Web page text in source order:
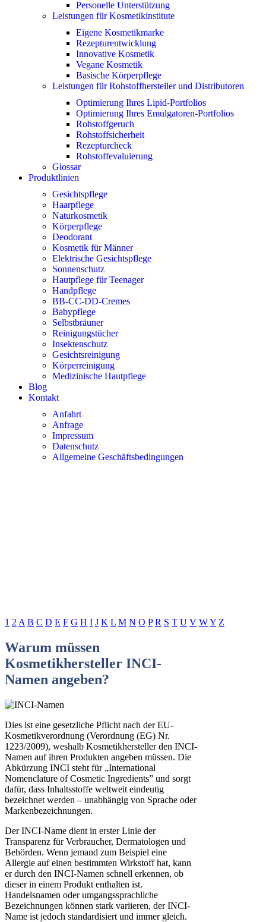
Personelle Unterstützung
Leistungen für Kosmetikinstitute
Eigene Kosmetikmarke
Rezepturentwicklung
Innovative Kosmetik
Vegane Kosmetik
Basische Körperpflege
Leistungen für Rohstoffhersteller und Distributoren
Optimierung Ihres Lipid-Portfolios
Optimierung Ihres Emulgatoren-Portfolios
Rohstoffgeruch
Rohstoffsicherheit
Rezepturcheck
Rohstoffevaluierung
Glossar
Produktlinien
Gesichtspflege
Haarpflege
Naturkosmetik
Körperpflege
Deodorant
Kosmetik für Männer
Elektrische Gesichtspflege
Sonnenschutz
Hautpflege für Teenager
Handpflege
BB-CC-DD-Cremes
Babypflege
Selbstbräuner
Reinigungstücher
Insektenschutz
Gesichtsreinigung
Körperreinigung
Medizinische Hautpflege
Blog
Kontakt
Anfahrt
Anfrage
Impressum
Datenschutz
Allgemeine Geschäftsbedingungen
1 2 A B C D E F G H I J K L M N O P R S T U V WY Z
Warum müssen
Kosmetikhersteller INCI-
Namen angeben?
Dies ist eine gesetzliche Pflicht nach der EU-
Kosmetikverordnung (Verordnung (EG) Nr.
1223/2009), weshalb Kosmetikhersteller den INCI-
Namen auf ihren Produkten angeben müssen. Die
Abkürzung INCI steht für „International
Nomenclature of Cosmetic Ingredients” und sorgt
dafür, dass Inhaltsstoffe weltweit eindeutig
bezeichnet werden – unabhängig von Sprache oder
Markenbezeichnungen.
Der INCI-Name dient in erster Linie der
Transparenz für Verbraucher, Dermatologen und
Behörden. Wenn jemand zum Beispiel eine
Allergie auf einen bestimmten Wirkstoff hat, kann
er durch den INCI-Namen schnell erkennen, ob
dieser in einem Produkt enthalten ist.
Handelsnamen oder umgangssprachliche
Bezeichnungen können stark variieren, der INCI-
Name ist jedoch standardisiert und immer gleich.